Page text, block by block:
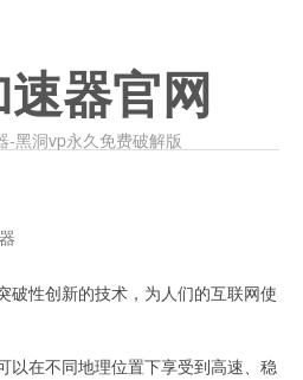
器官网
-黑洞vp永久免费破解版
性创新的技术，为人们的互联网使
在不同地理位置下享受到高速、稳